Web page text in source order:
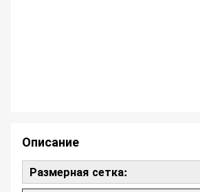
Описание
Размерная сетка: